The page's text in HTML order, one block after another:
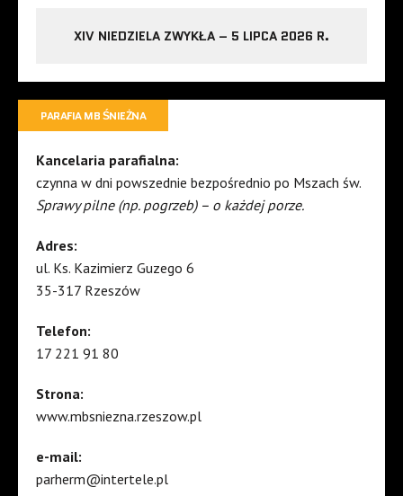
XIV NIEDZIELA ZWYKŁA – 5 LIPCA 2026 R.
PARAFIA MB ŚNIEŻNA
Kancelaria parafialna:
czynna w dni powszednie bezpośrednio po Mszach św.
Sprawy pilne (np. pogrzeb) – o każdej porze.
Adres:
ul. Ks. Kazimierz Guzego 6
35-317 Rzeszów
Telefon:
17 221 91 80
Strona:
www.mbsniezna.rzeszow.pl
e-mail:
parherm@intertele.pl